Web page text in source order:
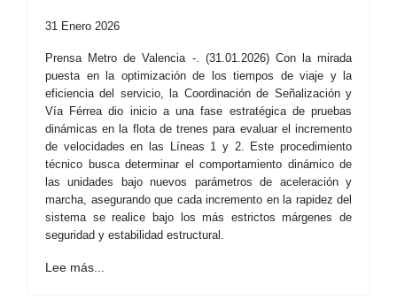
31 Enero 2026
Prensa Metro de Valencia -. (31.01.2026) Con la mirada
puesta en la optimización de los tiempos de viaje y la
eficiencia del servicio, la Coordinación de Señalización y
Vía Férrea dio inicio a una fase estratégica de pruebas
dinámicas en la flota de trenes para evaluar el incremento
de velocidades en las Líneas 1 y 2. Este procedimiento
técnico busca determinar el comportamiento dinámico de
las unidades bajo nuevos parámetros de aceleración y
marcha, asegurando que cada incremento en la rapidez del
sistema se realice bajo los más estrictos márgenes de
seguridad y estabilidad estructural.
Lee más...